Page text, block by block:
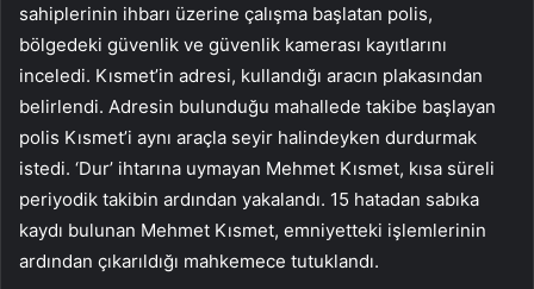
sahiplerinin ihbarı üzerine çalışma başlatan polis,
bölgedeki güvenlik ve güvenlik kamerası kayıtlarını
inceledi. Kısmet’in adresi, kullandığı aracın plakasından
belirlendi. Adresin bulunduğu mahallede takibe başlayan
polis Kısmet’i aynı araçla seyir halindeyken durdurmak
istedi. ‘Dur’ ihtarına uymayan Mehmet Kısmet, kısa süreli
periyodik takibin ardından yakalandı. 15 hatadan sabıka
kaydı bulunan Mehmet Kısmet, emniyetteki işlemlerinin
ardından çıkarıldığı mahkemece tutuklandı.